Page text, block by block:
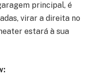
principal, é
virar a direita no
estará à sua